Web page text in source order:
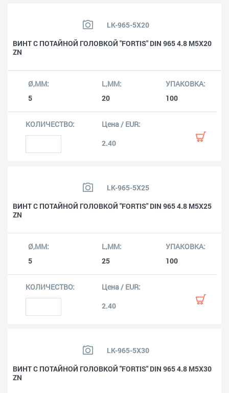
LK-965-5X20
ВИНТ С ПОТАЙНОЙ ГОЛОВКОЙ "FORTIS" DIN 965 4.8 M5X20
ZN
5 20 100
2.40
LK-965-5X25
ВИНТ С ПОТАЙНОЙ ГОЛОВКОЙ "FORTIS" DIN 965 4.8 M5X25
ZN
5 25 100
2.40
LK-965-5X30
ВИНТ С ПОТАЙНОЙ ГОЛОВКОЙ "FORTIS" DIN 965 4.8 M5X30
ZN